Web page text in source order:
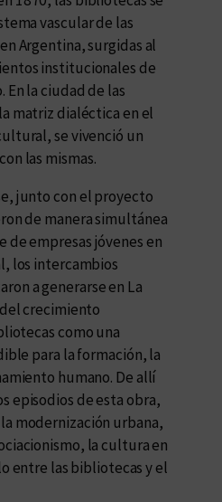
vascular de las
Argentina, surgidas al
institucionales de
la ciudad de las
matriz dialéctica en el
se vivenció un
las mismas.
junto con el proyecto
de manera simultánea
de empresas jóvenes en
los intercambios
a generarse en La
crecimiento
como una
para la formación, la
humano. De allí
episodios de esta obra,
modernización urbana,
la cultura en
entre las bibliotecas y el